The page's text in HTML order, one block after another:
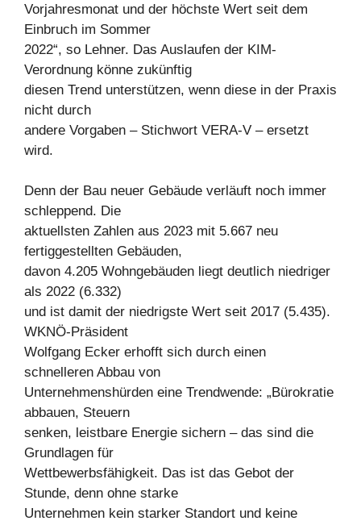
Vorjahresmonat und der höchste Wert seit dem
Einbruch im Sommer
2022“, so Lehner. Das Auslaufen der KIM-
Verordnung könne zukünftig
diesen Trend unterstützen, wenn diese in der Praxis
nicht durch
andere Vorgaben – Stichwort VERA-V – ersetzt
wird.
Denn der Bau neuer Gebäude verläuft noch immer
schleppend. Die
aktuellsten Zahlen aus 2023 mit 5.667 neu
fertiggestellten Gebäuden,
davon 4.205 Wohngebäuden liegt deutlich niedriger
als 2022 (6.332)
und ist damit der niedrigste Wert seit 2017 (5.435).
WKNÖ-Präsident
Wolfgang Ecker erhofft sich durch einen
schnelleren Abbau von
Unternehmenshürden eine Trendwende: „Bürokratie
abbauen, Steuern
senken, leistbare Energie sichern – das sind die
Grundlagen für
Wettbewerbsfähigkeit. Das ist das Gebot der
Stunde, denn ohne starke
Unternehmen kein starker Standort und keine